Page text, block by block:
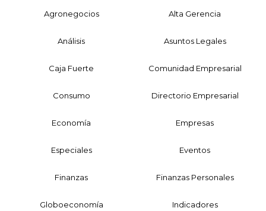
Agronegocios Alta Gerencia
Análisis Asuntos Legales
Caja Fuerte Comunidad Empresarial
Consumo Directorio Empresarial
Economía Empresas
Especiales Eventos
Finanzas Finanzas Personales
Globoeconomía Indicadores